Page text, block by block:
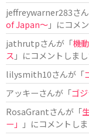
jeffreywarner283さ
of Japan〜」にコメ
jathrutpさんが「機
ス 」にコメントしま
lilysmith10さんが「
アッキーさんが「ゴ
RosaGrantさんが「
ー」
」にコメントし